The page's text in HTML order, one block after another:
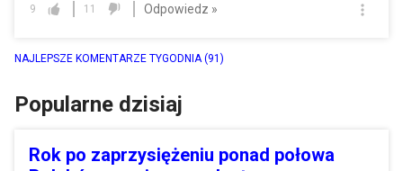
9 11 Odpowiedz »
NAJLEPSZE KOMENTARZE TYGODNIA(91)
Popularne dzisiaj
Rok po zaprzysiężeniu ponad połowa